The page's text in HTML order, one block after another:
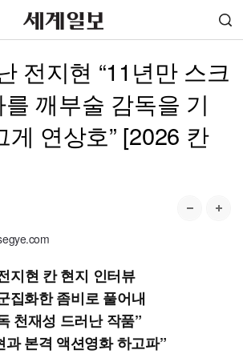
전지현 “11년만 스크
깨부술 감독을 기
연상호” [2026 칸
지현 칸 현지 인터뷰
집화한 좀비로 풀어내
천재성 드러난 작품”
과 본격 액션영화 하고파”